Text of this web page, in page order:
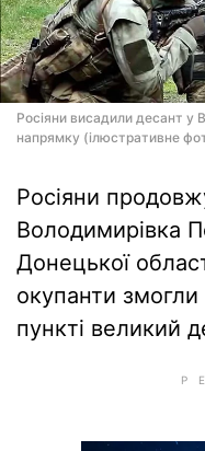
Росіяни висадили десант у
напрямку (ілюстративне
Росіяни
Володимирівка
Донецької
окупанти
пункті великий